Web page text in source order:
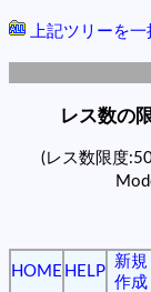
上記ツリーを
レス数の
(レス数限度
HOME HELP
新規
作成